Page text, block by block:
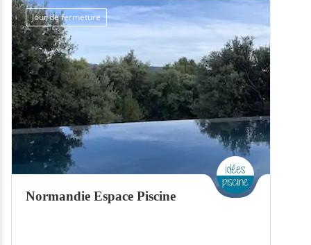
Jour de fermeture
Normandie Espace Piscine